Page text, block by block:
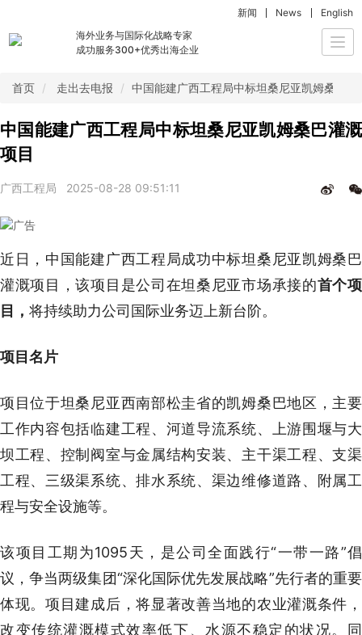
海外业务与国际化战略专家
成功服务300+优秀出海企业
新闻 News English
首页 走出去电报 中国能建广西工程局​中标坦桑尼亚凯姆桑巴灌
中国能建广西工程局​中标坦桑尼亚凯姆桑巴灌溉
项目
广西工程局 2025-08-28 09:51:11
近日，中国能建广西工程局成功中标坦桑尼亚凯姆桑巴
灌溉项目，该项目是公司在坦桑尼亚市场承接的首个项
目， 将持续助力公司国际业务迈上新台阶。
项目名片
项目位于坦桑尼亚西南部松圭省的凯姆桑巴地区，主要
工作内容包括临建工程、河道导流系统、上游围堰与大
坝工程、控制阀室与金属结构安装、主干渠工程、支渠
工程、三级渠系统、排水系统、渠边维修道路、附属工
程与安全设施等。
该项目工期为1095天，是公司全面践行“一带一路”倡
议，争当两级集团“深化国际优先发展战略”先行者的重要
体现。项目建成后，将显著改善当地的农业灌溉条件，
改变传统灌溉模式效率低下、水源不稳定的状况。同